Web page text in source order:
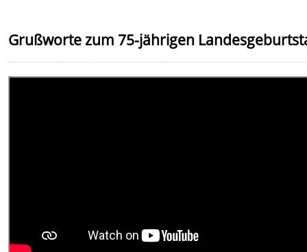
Grußworte zum 75-jährigen